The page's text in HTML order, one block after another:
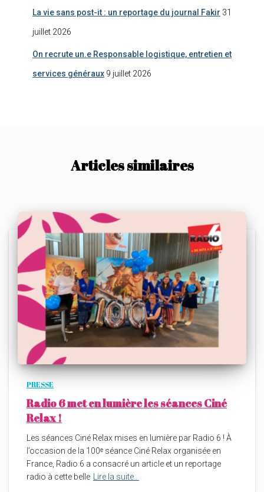
La vie sans post-it : un reportage du journal Fakir 31
juillet 2026
On recrute un.e Responsable logistique, entretien et
services généraux 9 juillet 2026
Articles similaires
PRESSE
Radio 6 met en lumière les séances Ciné
Relax !
Les séances Ciné Relax mises en lumière par Radio 6 ! À
l’occasion de la 100ᵉ séance Ciné Relax organisée en
France, Radio 6 a consacré un article et un reportage
radio à cette belle
Lire la suite…